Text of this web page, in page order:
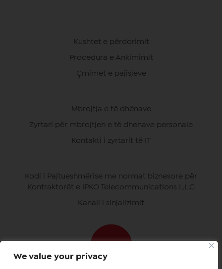
We value your privacy
Kushtet e përdorimit
Procedura e Ankimimit
Çmimet e pajisjeve
Mbrojtja e të dhënave
Zyrtari për mbrojtjen e të dhenave personale
Kontakti i zyrtarit të IT
Kodi i Pajtueshmërise me normat biznesore për
Kontraktorët e IPKO Telecommunications L.L.C
Kanali i sinjalizimit